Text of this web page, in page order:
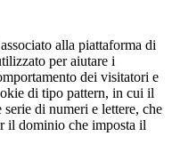
alla piattaforma di
per aiutare i
dei visitatori e
di tipo pattern, in cui il
di numeri e lettere, che
il dominio che imposta il